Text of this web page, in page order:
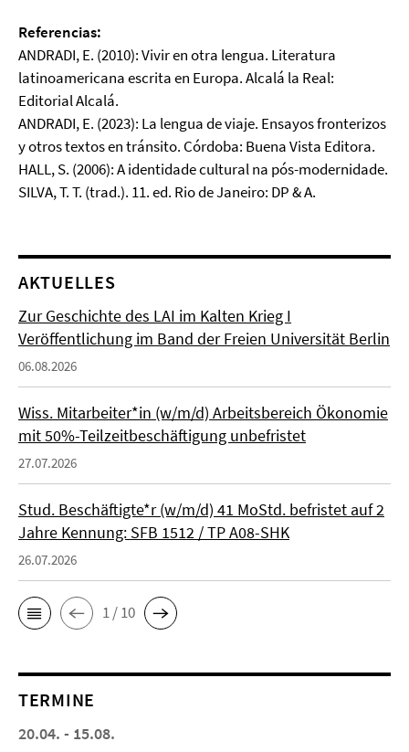
Referencias:
ANDRADI, E. (2010): Vivir en otra lengua. Literatura
latinoamericana escrita en Europa. Alcalá la Real:
Editorial Alcalá.
ANDRADI, E. (2023): La lengua de viaje. Ensayos fronterizos
y otros textos en tránsito. Córdoba: Buena Vista Editora.
HALL, S. (2006): A identidade cultural na pós-modernidade.
SILVA, T. T. (trad.). 11. ed. Rio de Janeiro: DP & A.
AKTUELLES
Zur Geschichte des LAI im Kalten Krieg I
Veröffentlichung im Band der Freien Universität Berlin
06.08.2026
Wiss. Mitarbeiter*in (w/m/d) Arbeitsbereich Ökonomie
mit 50%-Teilzeitbeschäftigung unbefristet
27.07.2026
Stud. Beschäftigte*r (w/m/d) 41 MoStd. befristet auf 2
Jahre Kennung: SFB 1512 / TP A08-SHK
26.07.2026
1 / 10
TERMINE
20.04. - 15.08.